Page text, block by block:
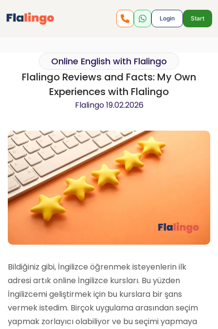
Login Start
Online English with Flalingo
Flalingo Reviews and Facts: My Own
Experiences with Flalingo
Flalingo19.02.2026
Bildiğiniz gibi, İngilizce öğrenmek isteyenlerin ilk
adresi artık online İngilizce kursları. Bu yüzden
İngilizcemi geliştirmek için bu kurslara bir şans
vermek istedim. Birçok uygulama arasından seçim
yapmak zorlayıcı olabiliyor ve bu seçimi yapmaya